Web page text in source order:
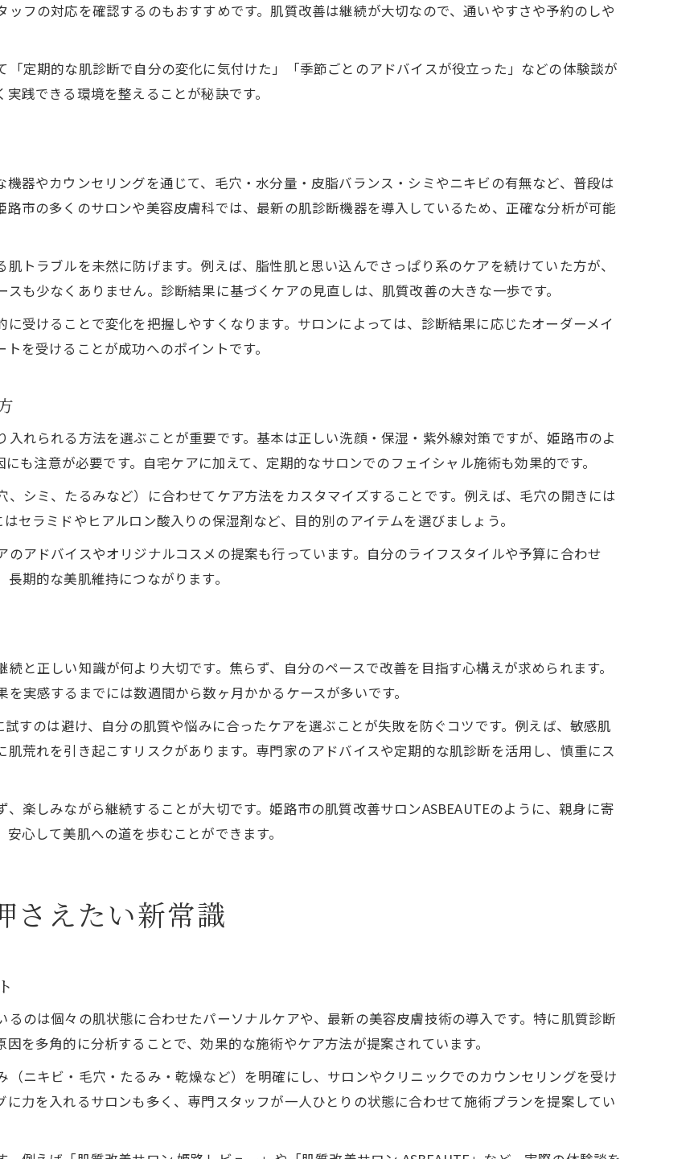
今注目の肌質改善方法と姫路での実例
姫路で体験できる話題の肌質改善実例紹介
美肌治療や肌管理の最新情報とその特徴
美肌を育てるためのスキンケア実践術
肌質改善に適したスキンケアの基本手順
美肌を保つための保湿とバリア機能強化術
肌質改善を支えるシンプルなケアのすすめ
肌質改善を考えたスキンケア用品の選び方
フの対応を確認するのもおすすめです。肌質改善は継続が大切なので、通いやすさや予約のしや
定期的な肌診断で自分の変化に気付けた」「季節ごとのアドバイスが役立った」などの体験談が
践できる環境を整えることが秘訣です。
器やカウンセリングを通じて、毛穴・水分量・皮脂バランス・シミやニキビの有無など、普段は
市の多くのサロンや美容皮膚科では、最新の肌診断機器を導入しているため、正確な分析が可能
トラブルを未然に防げます。例えば、脂性肌と思い込んでさっぱり系のケアを続けていた方が、
も少なくありません。診断結果に基づくケアの見直しは、肌質改善の大きな一歩です。
受けることで変化を把握しやすくなります。サロンによっては、診断結果に応じたオーダーメイ
を受けることが成功へのポイントです。
れられる方法を選ぶことが重要です。基本は正しい洗顔・保湿・紫外線対策ですが、姫路市のよ
も注意が必要です。自宅ケアに加えて、定期的なサロンでのフェイシャル施術も効果的です。
シミ、たるみなど）に合わせてケア方法をカスタマイズすることです。例えば、毛穴の開きには
セラミドやヒアルロン酸入りの保湿剤など、目的別のアイテムを選びましょう。
アドバイスやオリジナルコスメの提案も行っています。自分のライフスタイルや予算に合わせ
期的な美肌維持につながります。
と正しい知識が何より大切です。焦らず、自分のペースで改善を目指す心構えが求められます。
実感するまでには数週間から数ヶ月かかるケースが多いです。
すのは避け、自分の肌質や悩みに合ったケアを選ぶことが失敗を防ぐコツです。例えば、敏感肌
荒れを引き起こすリスクがあります。専門家のアドバイスや定期的な肌診断を活用し、慎重にス
楽しみながら継続することが大切です。姫路市の肌質改善サロンASBEAUTEのように、親身に寄
心して美肌への道を歩むことができます。
さえたい新常識
のは個々の肌状態に合わせたパーソナルケアや、最新の美容皮膚技術の導入です。特に肌質診断
を多角的に分析することで、効果的な施術やケア方法が提案されています。
ニキビ・毛穴・たるみ・乾燥など）を明確にし、サロンやクリニックでのカウンセリングを受け
力を入れるサロンも多く、専門スタッフが一人ひとりの状態に合わせて施術プランを提案してい
お問い合わせはこちら
お問い合わせはこちら